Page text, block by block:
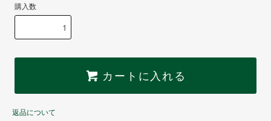
購入数
カートに入れる
返品について